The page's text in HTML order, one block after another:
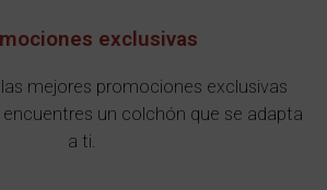
exclusivas
mejores promociones exclusivas
un colchón que se adapta
a ti.